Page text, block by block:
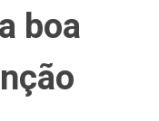
boa